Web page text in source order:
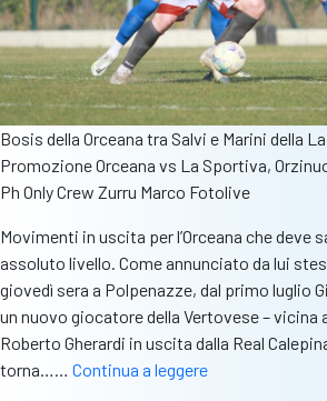
Bosis della Orceana tra Salvi e Marini della
Promozione Orceana vs La Sportiva,
Ph Only Crew Zurru Marco Fotolive
Movimenti in uscita per l’Orceana che deve
assoluto livello. Come annunciato da lui
giovedì sera a Polpenazze, dal primo luglio
un nuovo giocatore della Vertovese – vicina
Roberto Gherardi in uscita dalla Real
torna…… Continua a leggereOrceana,